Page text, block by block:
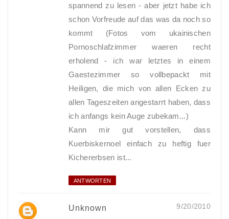
spannend zu lesen - aber jetzt habe ich
schon Vorfreude auf das was da noch so
kommt (Fotos vom ukainischen
Pornoschlafzimmer waeren recht
erholend - ich war letztes in einem
Gaestezimmer so vollbepackt mit
Heiligen, die mich von allen Ecken zu
allen Tageszeiten angestarrt haben, dass
ich anfangs kein Auge zubekam...)
Kann mir gut vorstellen, dass
Kuerbiskernoel einfach zu heftig fuer
Kichererbsen ist...
ANTWORTEN
Unknown 9/20/2010